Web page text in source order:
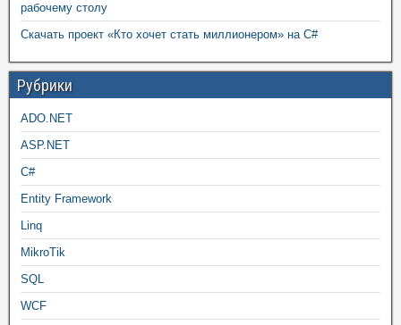
рабочему столу
Скачать проект «Кто хочет стать миллионером» на C#
Рубрики
ADO.NET
ASP.NET
C#
Entity Framework
Linq
MikroTik
SQL
WCF